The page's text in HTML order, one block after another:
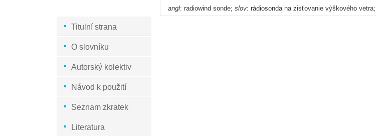
Titulní strana
O slovníku
Autorský kolektiv
Návod k použití
Seznam zkratek
Literatura
angl: radiowind sonde; slov: rádiosonda na zisťovanie výškového vetra;